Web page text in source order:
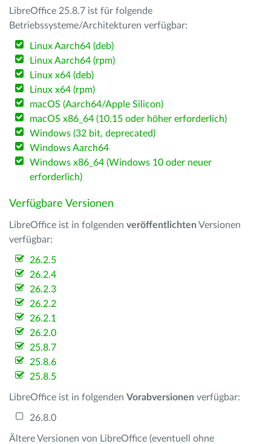
LibreOffice 25.8.7 ist für folgende
Betriebssysteme/Architekturen verfügbar:
Linux Aarch64 (deb)
Linux Aarch64 (rpm)
Linux x64 (deb)
Linux x64 (rpm)
macOS (Aarch64/Apple Silicon)
macOS x86_64 (10.15 oder höher erforderlich)
Windows (32 bit, deprecated)
Windows Aarch64
Windows x86_64 (Windows 10 oder neuer
erforderlich)
Verfügbare Versionen
LibreOffice ist in folgenden veröffentlichten Versionen
verfügbar:
26.2.5
26.2.4
26.2.3
26.2.2
26.2.1
26.2.0
25.8.7
25.8.6
25.8.5
LibreOffice ist in folgenden Vorabversionen verfügbar:
26.8.0
Ältere Versionen von LibreOffice (eventuell ohne